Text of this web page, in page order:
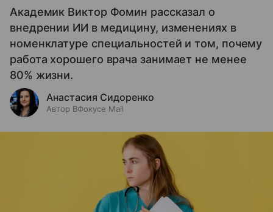
Академик Виктор Фомин рассказал о
внедрении ИИ в медицину, изменениях в
номенклатуре специальностей и том, почему
работа хорошего врача занимает не менее
80% жизни.
Анастасия Сидоренко
Автор ВФокусе Mail